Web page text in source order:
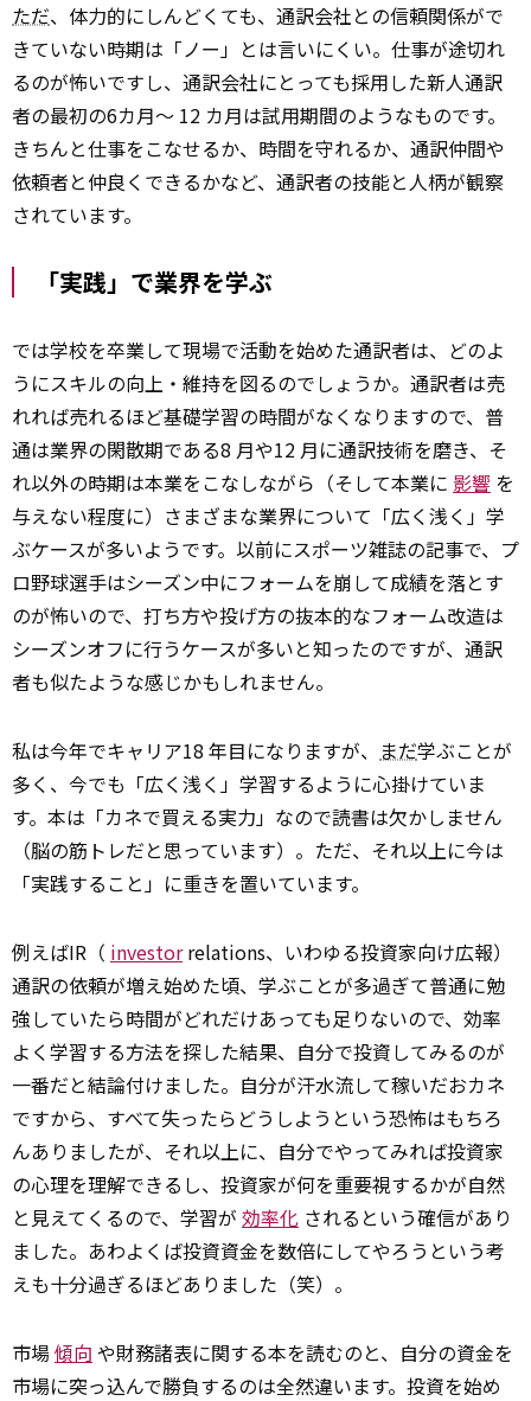
ただ、体力的にしんどくても、通訳会社との信頼関係がで
きていない時期は「ノー」とは言いにくい。仕事が途切れ
るのが怖いですし、通訳会社にとっても採用した新人通訳
者の最初の6カ月～ 12 カ月は試用期間のようなものです。
きちんと仕事をこなせるか、時間を守れるか、通訳仲間や
依頼者と仲良くできるかなど、通訳者の技能と人柄が観察
されています。
「実践」で業界を学ぶ
では学校を卒業して現場で活動を始めた通訳者は、どのよ
うにスキルの向上・維持を図るのでしょうか。通訳者は売
れれば売れるほど基礎学習の時間がなくなりますので、普
通は業界の閑散期である8 月や12 月に通訳技術を磨き、そ
れ以外の時期は本業をこなしながら（そして本業に 影響 を
与えない程度に）さまざまな業界について「広く浅く」学
ぶケースが多いようです。以前にスポーツ雑誌の記事で、プ
ロ野球選手はシーズン中にフォームを崩して成績を落とす
のが怖いので、打ち方や投げ方の抜本的なフォーム改造は
シーズンオフに行うケースが多いと知ったのですが、通訳
者も似たような感じかもしれません。
私は今年でキャリア18 年目になりますが、 まだ学ぶことが
多く、今でも「広く浅く」学習するように心掛けていま
す。本は「カネで買える実力」なので読書は欠かしません
（脳の筋トレだと思っています）。ただ、それ以上に今は
「実践すること」に重きを置いています。
例えばIR（ investorrelations、いわゆる投資家向け広報）
通訳の依頼が増え始めた頃、学ぶことが多過ぎて普通に勉
強していたら時間がどれだけあっても足りないので、効率
よく学習する方法を探した結果、自分で投資してみるのが
一番だと結論付けました。自分が汗水流して稼いだおカネ
ですから、すべて失ったらどうしようという恐怖はもちろ
んありましたが、それ以上に、自分でやってみれば投資家
の心理を理解できるし、投資家が何を重要視するかが自然
と見えてくるので、学習が 効率化 されるという確信があり
ました。あわよくば投資資金を数倍にしてやろうという考
えも十分過ぎるほどありました（笑）。
市場 傾向 や財務諸表に関する本を読むのと、自分の資金を
市場に突っ込んで勝負するのは全然違います。投資を始め